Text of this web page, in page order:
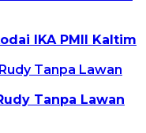
IKA PMII Kaltim
Tanpa Lawan